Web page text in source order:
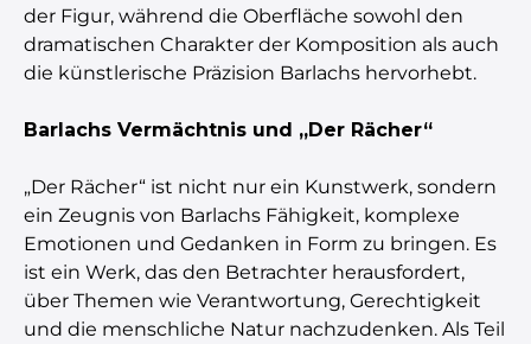
der Figur, während die Oberfläche sowohl den
dramatischen Charakter der Komposition als auch
die künstlerische Präzision Barlachs hervorhebt.
Barlachs Vermächtnis und „Der Rächer“
„Der Rächer“ ist nicht nur ein Kunstwerk, sondern
ein Zeugnis von Barlachs Fähigkeit, komplexe
Emotionen und Gedanken in Form zu bringen. Es
ist ein Werk, das den Betrachter herausfordert,
über Themen wie Verantwortung, Gerechtigkeit
und die menschliche Natur nachzudenken. Als Teil